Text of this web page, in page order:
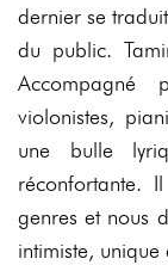
dernier se
du public.
Accompagné
violonistes,
une bulle
réconfortante.
genres et nous
intimiste, unique